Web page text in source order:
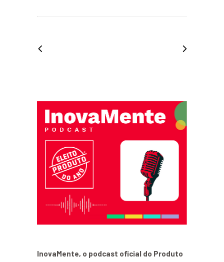
InovaMente, o podcast oficial do Produto